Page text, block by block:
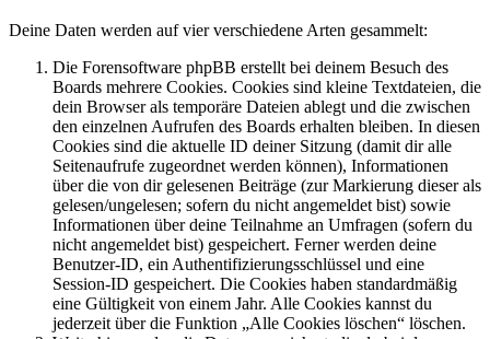
Deine Daten werden auf vier verschiedene Arten gesammelt:
Die Forensoftware phpBB erstellt bei deinem Besuch des
Boards mehrere Cookies. Cookies sind kleine Textdateien, die
dein Browser als temporäre Dateien ablegt und die zwischen
den einzelnen Aufrufen des Boards erhalten bleiben. In diesen
Cookies sind die aktuelle ID deiner Sitzung (damit dir alle
Seitenaufrufe zugeordnet werden können), Informationen
über die von dir gelesenen Beiträge (zur Markierung dieser als
gelesen/ungelesen; sofern du nicht angemeldet bist) sowie
Informationen über deine Teilnahme an Umfragen (sofern du
nicht angemeldet bist) gespeichert. Ferner werden deine
Benutzer-ID, ein Authentifizierungsschlüssel und eine
Session-ID gespeichert. Die Cookies haben standardmäßig
eine Gültigkeit von einem Jahr. Alle Cookies kannst du
jederzeit über die Funktion „Alle Cookies löschen“ löschen.